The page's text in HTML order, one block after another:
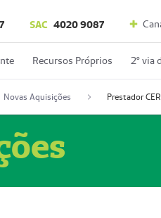
SAC 4020 9087
Recursos Próprios 2º via
Novas Aquisições